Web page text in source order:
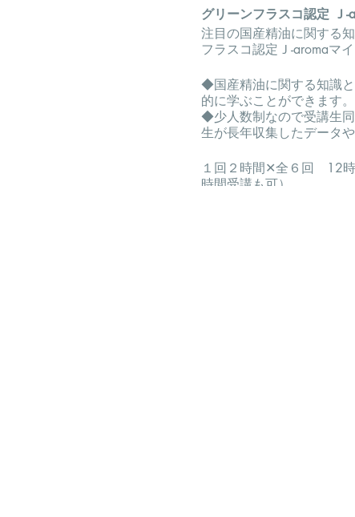
グリーンフラスコ認定 Ｊ
注目の国産精油に関する
フラスコ認定Ｊ-aromaマ
◆国産精油に関する知識
的に学ぶことができます。
◆少人数制なので受講生
生が長年収集したデータ
１回２時間✕全６回 12時
時間受講も可）